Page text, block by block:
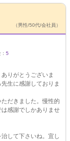
（男性/50代/会社員）
5
りがとうございま
生に感謝しておりま
だきました。慢性的
感謝でしかありませ
して下さいね。宜し